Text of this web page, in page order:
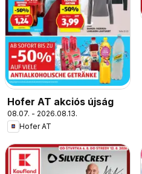
Hofer AT akciós újság
08.07. - 2026.08.13.
Hofer AT